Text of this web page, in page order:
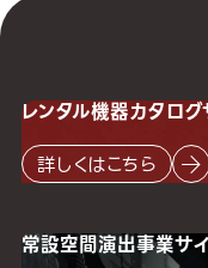
レンタル機器カタログ
詳しくはこちら
常設空間演出事業サ